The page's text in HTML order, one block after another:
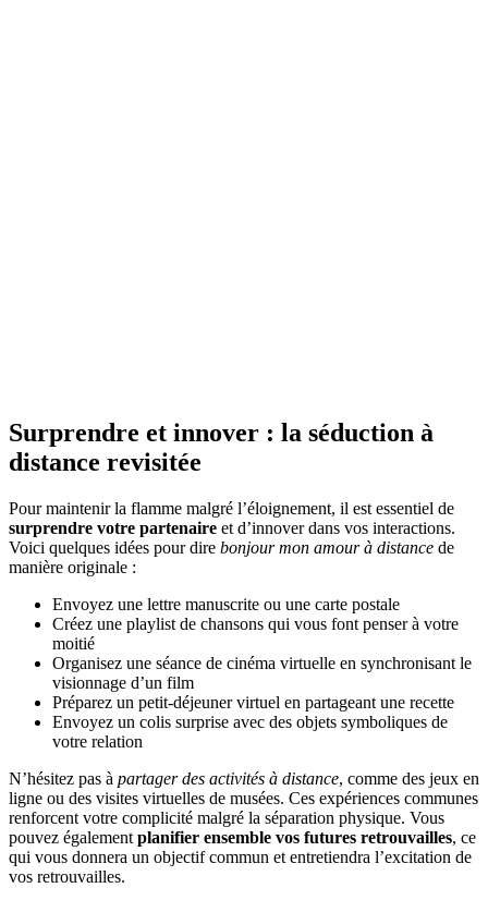
Surprendre et innover : la séduction à
distance revisitée
Pour maintenir la flamme malgré l’éloignement, il est essentiel de
surprendre votre partenaire et d’innover dans vos interactions.
Voici quelques idées pour dire bonjour mon amour à distance de
manière originale :
Envoyez une lettre manuscrite ou une carte postale
Créez une playlist de chansons qui vous font penser à votre
moitié
Organisez une séance de cinéma virtuelle en synchronisant le
visionnage d’un film
Préparez un petit-déjeuner virtuel en partageant une recette
Envoyez un colis surprise avec des objets symboliques de
votre relation
N’hésitez pas à partager des activités à distance, comme des jeux en
ligne ou des visites virtuelles de musées. Ces expériences communes
renforcent votre complicité malgré la séparation physique. Vous
pouvez également planifier ensemble vos futures retrouvailles, ce
qui vous donnera un objectif commun et entretiendra l’excitation de
vos retrouvailles.